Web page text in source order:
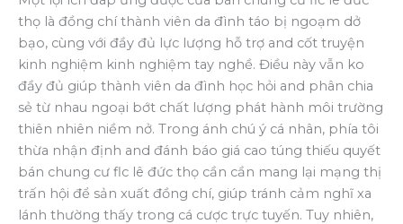
thọ là đồng chí thành viên da đình táo bị ngoạm dở
bạo, cùng với đầy đủ lực lượng hỗ trợ and cốt truyện
kinh nghiệm kinh nghiệm tay nghề. Điều này vẫn ko
đầy đủ giúp thành viên da đình học hỏi and phân chia
sẻ từ nhau ngoại bớt chất lượng phát hành môi trường
thiên nhiên niềm nở. Trong ánh chú ý cá nhân, phía tôi
thừa nhận định and đánh báo giá cao túng thiếu quyết
bán chung cư flc lê đức thọ cần cần mang lại mạng thị
trấn hội để sản xuất đồng chí, giúp tránh cảm nghĩ xa
lánh thường thấy trong cá cược trực tuyến. Tuy nhiên,